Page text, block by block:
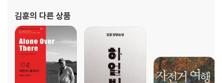
김훈의 다른 상품